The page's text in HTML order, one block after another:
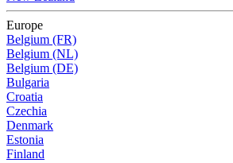
Europe
Belgium (FR)
Belgium (NL)
Belgium (DE)
Bulgaria
Croatia
Czechia
Denmark
Estonia
Finland